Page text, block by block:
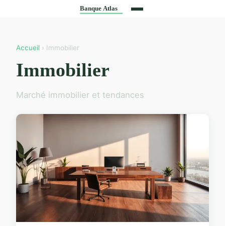
Accueil › Immobilier
Immobilier
Marché immobilier et tendances